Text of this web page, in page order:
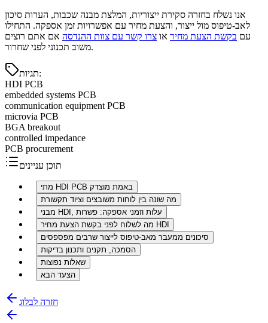
אנו נשלח בחזרה סקירת ייצוריות, המלצת מבנה שכבות, הערות סיכון
לאב-טיפוס מול ייצור, והצעת מחיר עם אפשרויות זמן אספקה. התחילו
עם בקשת הצעת מחיר או צרו קשר עם צוות ההנדסה אם אתם רוצים
משוב תכנוני לפני שחרור.
תגיות:
HDI PCB
embedded systems PCB
communication equipment PCB
microvia PCB
BGA breakout
controlled impedance
PCB procurement
תוכן עניינים
מתי HDI PCB באמת מוצדק
מה שונה בין לוחות משובצים וציוד תקשורת
מבני HDI, עלות וזמני אספקה: פשרות
מה לשלוח לפני בקשת הצעת מחיר HDI
סיכונים ממעבר מאב-טיפוס לייצור שרבים מפספסים
הסמכה, תקנים ותכנון בדיקות
שאלות נפוצות
הצעד הבא
חזרה לבלוג